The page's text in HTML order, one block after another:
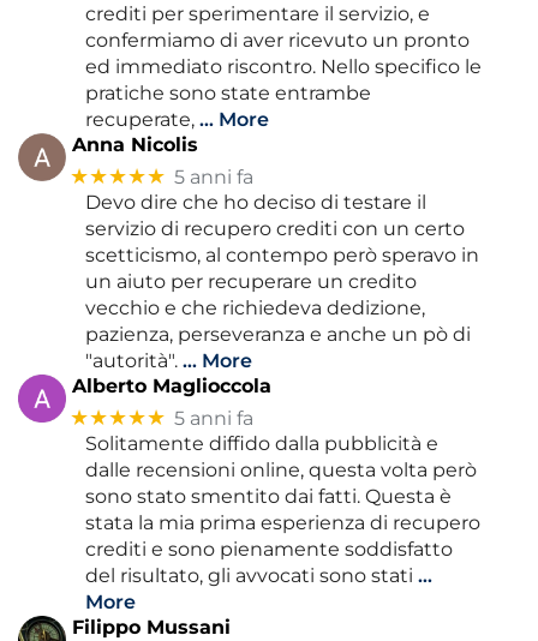
crediti per sperimentare il servizio, e
confermiamo di aver ricevuto un pronto
ed immediato riscontro. Nello specifico le
pratiche sono state entrambe
recuperate, … More
Anna Nicolis
★★★★★ 5 anni fa
Devo dire che ho deciso di testare il
servizio di recupero crediti con un certo
scetticismo, al contempo però speravo in
un aiuto per recuperare un credito
vecchio e che richiedeva dedizione,
pazienza, perseveranza e anche un pò di
"autorità". … More
Alberto Maglioccola
★★★★★ 5 anni fa
Solitamente diffido dalla pubblicità e
dalle recensioni online, questa volta però
sono stato smentito dai fatti. Questa è
stata la mia prima esperienza di recupero
crediti e sono pienamente soddisfatto
del risultato, gli avvocati sono stati …
More
Filippo Mussani